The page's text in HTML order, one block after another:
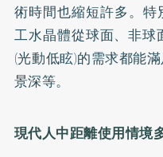
術時間也縮短許多。特
工水晶體從球面、非
(光動低眩)的需求都能
景深等。
現代人中距離使用情境